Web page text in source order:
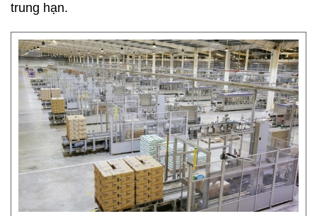
trung hạn.